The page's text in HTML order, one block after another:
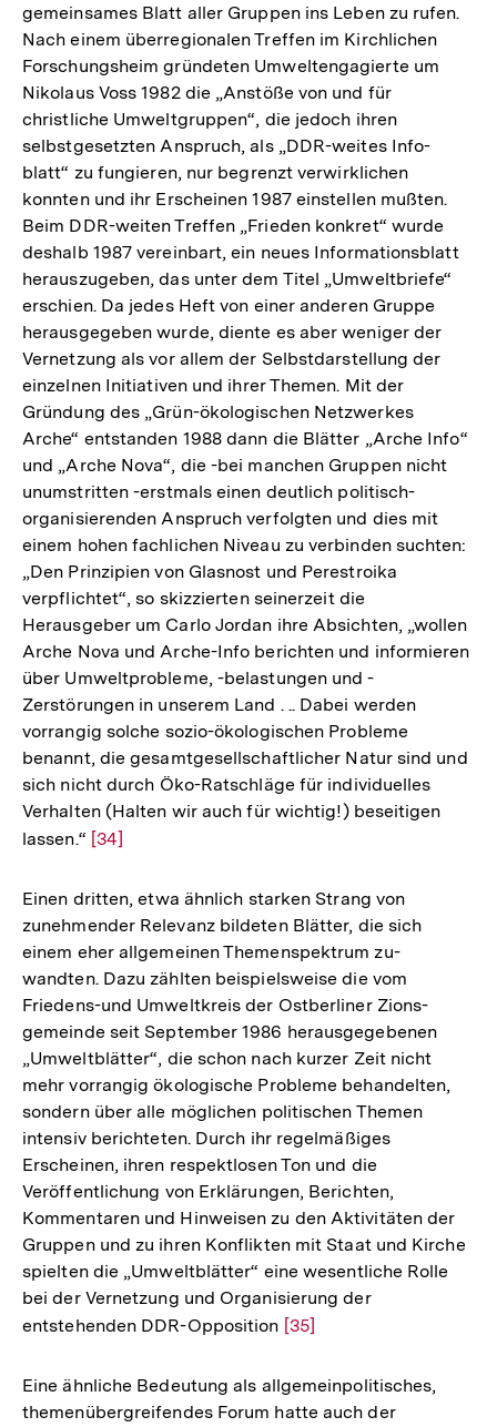
gemeinsames Blatt aller Gruppen ins Leben zu rufen.
Nach einem überregionalen Treffen im Kirchlichen
Forschungsheim gründeten Umweltengagierte um
Nikolaus Voss 1982 die „Anstöße von und für
christliche Umweltgruppen“, die jedoch ihren
selbstgesetzten Anspruch, als „DDR-weites Info-
blatt“ zu fungieren, nur begrenzt verwirklichen
konnten und ihr Erscheinen 1987 einstellen mußten.
Beim DDR-weiten Treffen „Frieden konkret“ wurde
deshalb 1987 vereinbart, ein neues Informationsblatt
herauszugeben, das unter dem Titel „Umweltbriefe“
erschien. Da jedes Heft von einer anderen Gruppe
herausgegeben wurde, diente es aber weniger der
Vernetzung als vor allem der Selbstdarstellung der
einzelnen Initiativen und ihrer Themen. Mit der
Gründung des „Grün-ökologischen Netzwerkes
Arche“ entstanden 1988 dann die Blätter „Arche Info“
und „Arche Nova“, die -bei manchen Gruppen nicht
unumstritten -erstmals einen deutlich politisch-
organisierenden Anspruch verfolgten und dies mit
einem hohen fachlichen Niveau zu verbinden suchten:
„Den Prinzipien von Glasnost und Perestroika
verpflichtet“, so skizzierten seinerzeit die
Herausgeber um Carlo Jordan ihre Absichten, „wollen
Arche Nova und Arche-Info berichten und informieren
über Umweltprobleme, -belastungen und -
Zerstörungen in unserem Land . .. Dabei werden
vorrangig solche sozio-ökologischen Probleme
benannt, die gesamtgesellschaftlicher Natur sind und
sich nicht durch Öko-Ratschläge für individuelles
Verhalten (Halten wir auch für wichtig!) beseitigen
lassen.“ Zur
der
Fußnote
[34]
Einen dritten, etwa ähnlich starken Strang von
zunehmender Relevanz bildeten Blätter, die sich
einem eher allgemeinen Themenspektrum zu-
wandten. Dazu zählten beispielsweise die vom
Friedens-und Umweltkreis der Ostberliner Zions-
gemeinde seit September 1986 herausgegebenen
„Umweltblätter“, die schon nach kurzer Zeit nicht
mehr vorrangig ökologische Probleme behandelten,
sondern über alle möglichen politischen Themen
intensiv berichteten. Durch ihr regelmäßiges
Erscheinen, ihren respektlosen Ton und die
Veröffentlichung von Erklärungen, Berichten,
Kommentaren und Hinweisen zu den Aktivitäten der
Gruppen und zu ihren Konflikten mit Staat und Kirche
spielten die „Umweltblätter“ eine wesentliche Rolle
bei der Vernetzung und Organisierung der
entstehenden DDR-Opposition Zur
der
Fußnote
[35]
Eine ähnliche Bedeutung als allgemeinpolitisches,
themenübergreifendes Forum hatte auch der